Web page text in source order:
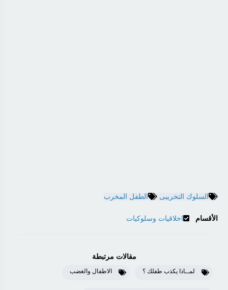
السلوك التخريبى الطفل المخرب
الأقسام اخلاقيات وسلوكيات
مقالات مرتبطة
لمــاذا يكذب طفلك ؟ الاطفال والغضب